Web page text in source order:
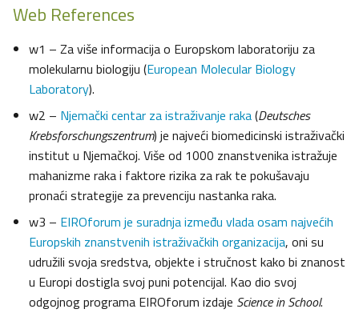
Web References
w1 – Za više informacija o Europskom laboratoriju za
molekularnu biologiju (European Molecular Biology
Laboratory).
w2 – Njemački centar za istraživanje raka(Deutsches
Krebsforschungszentrum) je najveći biomedicinski istraživački
institut u Njemačkoj. Više od 1000 znanstvenika istražuje
mahanizme raka i faktore rizika za rak te pokušavaju
pronaći strategije za prevenciju nastanka raka.
w3 – EIROforum je suradnja između vlada osam najvećih
Europskih znanstvenih istraživačkih organizacija, oni su
udružili svoja sredstva, objekte i stručnost kako bi znanost
u Europi dostigla svoj puni potencijal. Kao dio svoj
odgojnog programa EIROforum izdaje Science in School.